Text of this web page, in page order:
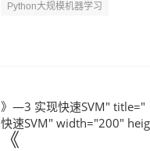
Python大规模机器学习
》—3 实现快速SVM" title="
快速SVM" width="200"
《